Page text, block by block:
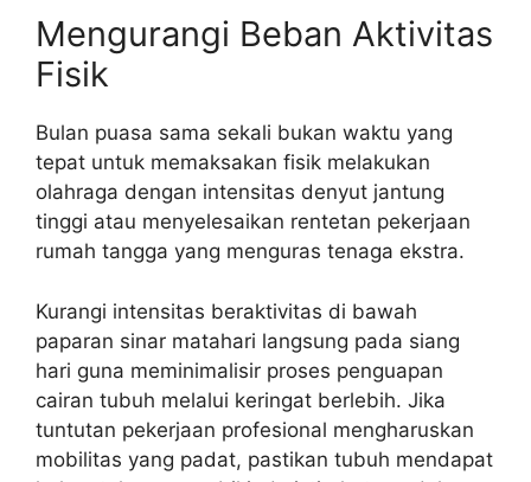
Mengurangi Beban Aktivitas
Fisik
Bulan puasa sama sekali bukan waktu yang
tepat untuk memaksakan fisik melakukan
olahraga dengan intensitas denyut jantung
tinggi atau menyelesaikan rentetan pekerjaan
rumah tangga yang menguras tenaga ekstra.
Kurangi intensitas beraktivitas di bawah
paparan sinar matahari langsung pada siang
hari guna meminimalisir proses penguapan
cairan tubuh melalui keringat berlebih. Jika
tuntutan pekerjaan profesional mengharuskan
mobilitas yang padat, pastikan tubuh mendapat